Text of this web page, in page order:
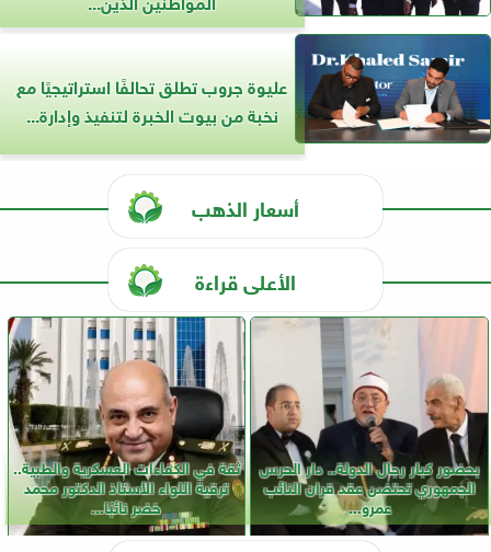
عليوة جروب تطلق تحالفًا استراتيجيًا مع
نخبة من بيوت الخبرة لتنفيذ وإدارة...
أسعار الذهب
الأعلى قراءة
بحضور كبار رجال الدولة.. دار الحرس
الجمهوري تحتضن عقد قران النائب
عمرو...
ثقة في الكفاءات العسكرية والطبية..
ترقية اللواء الأستاذ الدكتور محمد
خضر نائبًا...